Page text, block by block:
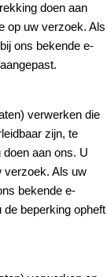
doen aan
op uw verzoek. Als
ons bekende e-
verwerken die
zijn, te
aan ons. U
verzoek. Als uw
bekende e-
beperking opheft